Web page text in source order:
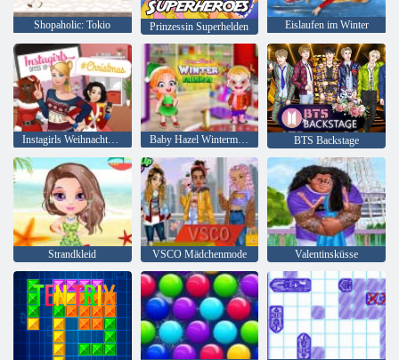
Shopaholic: Tokio Prinzessin Superhelden Eislaufen im Winter
Instagirls Weihnachtskleid Baby Hazel Wintermode BTS Backstage
Strandkleid VSCO Mädchenmode Valentinsküsse